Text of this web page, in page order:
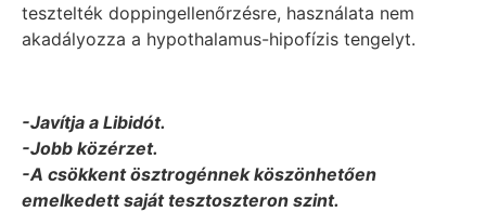
tesztelték doppingellenőrzésre, használata nem
akadályozza a hypothalamus-hipofízis tengelyt.
-Javítja a Libidót.
-Jobb közérzet.
-A csökkent ösztrogénnek köszönhetően
emelkedett saját tesztoszteron szint.